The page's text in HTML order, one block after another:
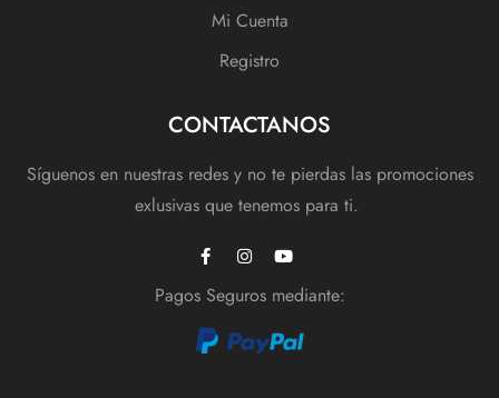
Mi Cuenta
Registro
CONTACTANOS
Síguenos en nuestras redes y no te pierdas las promociones
exlusivas que tenemos para ti.
Pagos Seguros mediante: